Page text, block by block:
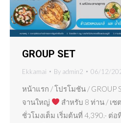
GROUP SET
Ekkamai By admin2 06/12/
หน้าแรก / โปรโมชัน / GROUP
จานใหญ่
สำหรับ 8 ท่าน / เ
ชั่วโมงเต็ม เริ่มต้นที่ 4,390.- ต่